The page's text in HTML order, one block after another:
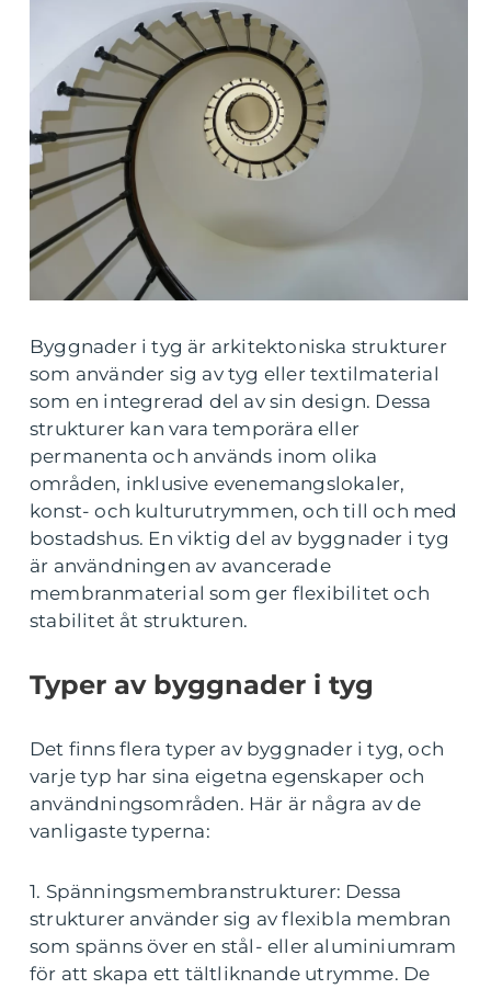
Byggnader i tyg är arkitektoniska strukturer
som använder sig av tyg eller textilmaterial
som en integrerad del av sin design. Dessa
strukturer kan vara temporära eller
permanenta och används inom olika
områden, inklusive evenemangslokaler,
konst- och kulturutrymmen, och till och med
bostadshus. En viktig del av byggnader i tyg
är användningen av avancerade
membranmaterial som ger flexibilitet och
stabilitet åt strukturen.
Typer av byggnader i tyg
Det finns flera typer av byggnader i tyg, och
varje typ har sina eigetna egenskaper och
användningsområden. Här är några av de
vanligaste typerna:
1. Spänningsmembranstrukturer: Dessa
strukturer använder sig av flexibla membran
som spänns över en stål- eller aluminiumram
för att skapa ett tältliknande utrymme. De